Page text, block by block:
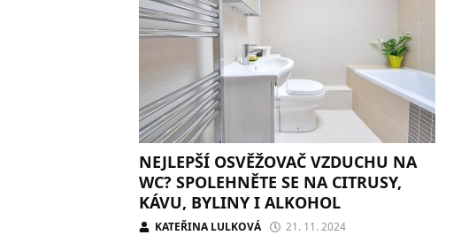
NEJLEPŠÍ OSVĚŽOVAČ VZDUCHU NA
WC? SPOLEHNĚTE SE NA CITRUSY,
KÁVU, BYLINY I ALKOHOL
KATEŘINA LULKOVÁ 21. 11. 2024